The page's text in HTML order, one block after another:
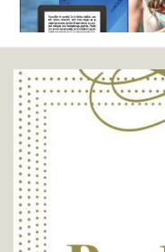
Roald
Dahl
Zbrane
kratke
zgodbe
Pokukaj
v
knjigo